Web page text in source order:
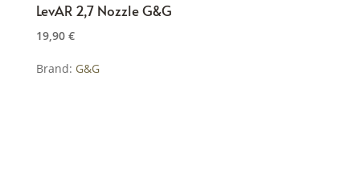
LevAR 2,7 Nozzle G&G
19,90 €
Brand: G&G